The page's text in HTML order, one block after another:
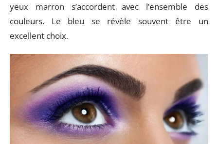
yeux marron s’accordent avec l’ensemble des
couleurs. Le bleu se révèle souvent être un
excellent choix.